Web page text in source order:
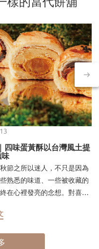
四味蛋黃酥以台灣風土提
味
節之所以迷人，不只是因為
熟悉的味道、一些被收藏的
在心裡發亮的念想。對喜豐
我們以「從土地提煉風味，
被品嚐、也能被記住的中秋